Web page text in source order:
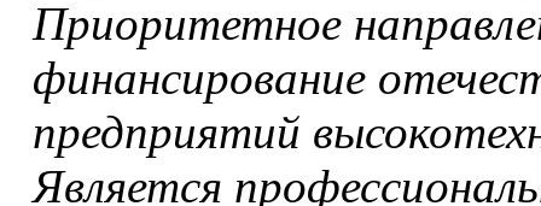
Приоритетное
финансирование
предприятий
Является